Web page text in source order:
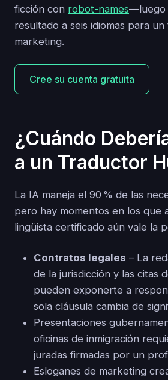
ficción con robot-names—luego
resultado a seis idiomas para
marketing.
Cree su cuenta gratuita
¿Cuándo
a un Traductor
La IA maneja el 90 % de las
pero hay momentos en los que
lingüista certificado aún vale la
Contratos legales – La
de la jurisdicción y las citas
pueden exponerte a
sola cláusula cambia de
Presentaciones
oficinas de inmigración
juradas firmadas por un
Esloganes de marketing